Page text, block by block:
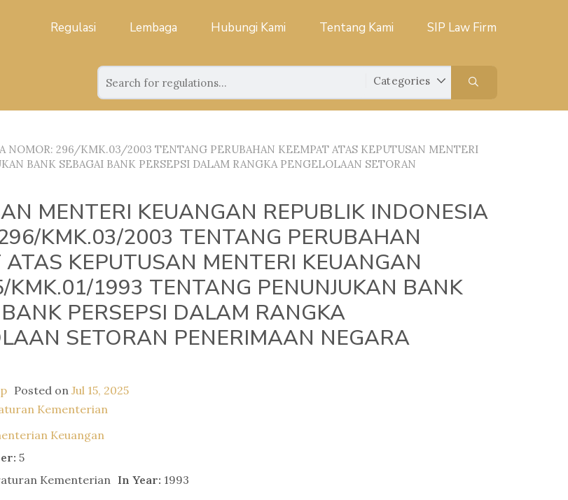
Regulasi Lembaga Hubungi Kami Tentang Kami SIP Law Firm
NOMOR: 296/KMK.03/2003 TENTANG PERUBAHAN KEEMPAT ATAS KEPUTUSAN MENTERI
BANK SEBAGAI BANK PERSEPSI DALAM RANGKA PENGELOLAAN SETORAN
MENTERI KEUANGAN REPUBLIK INDONESIA
KMK.03/2003 TENTANG PERUBAHAN
ATAS KEPUTUSAN MENTERI KEUANGAN
KMK.01/1993 TENTANG PENUNJUKAN BANK
PERSEPSI DALAM RANGKA
SETORAN PENERIMAAN NEGARA
Posted on Jul 15, 2025
Kementerian
Keuangan
5
Kementerian In Year: 1993